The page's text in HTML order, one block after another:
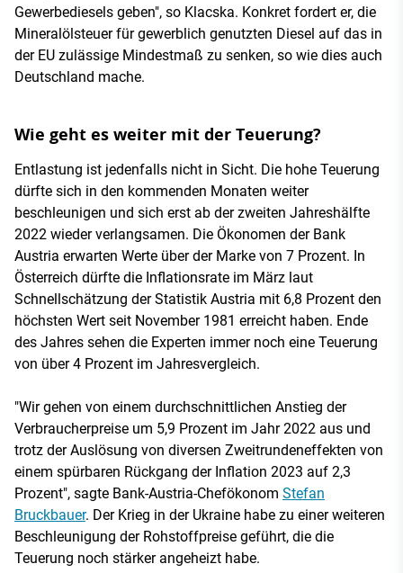
Gewerbediesels geben", so Klacska. Konkret fordert er, die
Mineralölsteuer für gewerblich genutzten Diesel auf das in
der EU zulässige Mindestmaß zu senken, so wie dies auch
Deutschland mache.
Wie geht es weiter mit der Teuerung?
Entlastung ist jedenfalls nicht in Sicht. Die hohe Teuerung
dürfte sich in den kommenden Monaten weiter
beschleunigen und sich erst ab der zweiten Jahreshälfte
2022 wieder verlangsamen. Die Ökonomen der Bank
Austria erwarten Werte über der Marke von 7 Prozent. In
Österreich dürfte die Inflationsrate im März laut
Schnellschätzung der Statistik Austria mit 6,8 Prozent den
höchsten Wert seit November 1981 erreicht haben. Ende
des Jahres sehen die Experten immer noch eine Teuerung
von über 4 Prozent im Jahresvergleich.
"Wir gehen von einem durchschnittlichen Anstieg der
Verbraucherpreise um 5,9 Prozent im Jahr 2022 aus und
trotz der Auslösung von diversen Zweitrundeneffekten von
einem spürbaren Rückgang der Inflation 2023 auf 2,3
Prozent", sagte Bank-Austria-Chefökonom Stefan
Bruckbauer. Der Krieg in der Ukraine habe zu einer weiteren
Beschleunigung der Rohstoffpreise geführt, die die
Teuerung noch stärker angeheizt habe.